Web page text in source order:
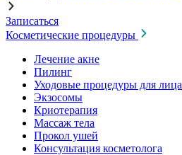
Записаться
Косметические процедуры
Лечение акне
Пилинг
Уходовые процедуры для лица
Экзосомы
Криотерапия
Массаж тела
Прокол ушей
Консультация косметолога